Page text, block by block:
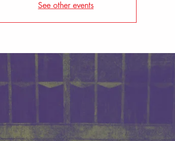
See other events